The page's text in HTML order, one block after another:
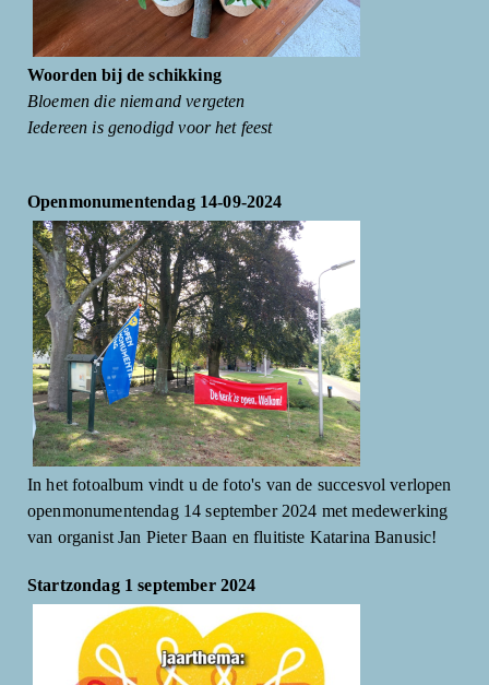
Woorden bij de schikking
Bloemen die niemand vergeten
Iedereen is genodigd voor het feest
Openmonumentendag 14-09-2024
In het fotoalbum vindt u de foto's van de succesvol verlopen
openmonumentendag 14 september 2024 met medewerking
van organist Jan Pieter Baan en fluitiste Katarina Banusic!
Startzondag 1 september 2024